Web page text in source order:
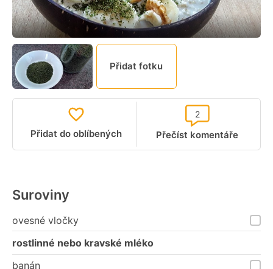
Přidat fotku
Přidat do oblíbených Přečíst komentáře
2
Suroviny
ovesné vločky
rostlinné nebo kravské mléko
banán